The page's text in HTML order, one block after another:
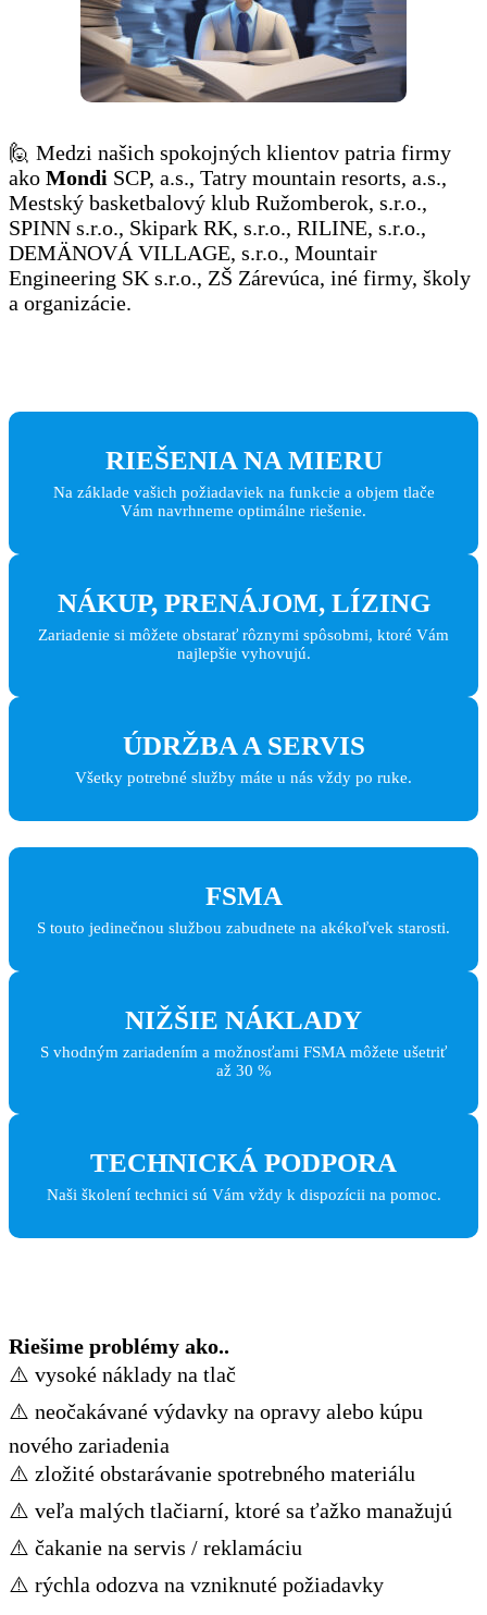
🙋 Medzi našich spokojných klientov patria firmy
ako Mondi SCP, a.s., Tatry mountain resorts, a.s.,
Mestský basketbalový klub Ružomberok, s.r.o.,
SPINN s.r.o., Skipark RK, s.r.o., RILINE, s.r.o.,
DEMÄNOVÁ VILLAGE, s.r.o., Mountair
Engineering SK s.r.o., ZŠ Zárevúca, iné firmy, školy
a organizácie.
RIEŠENIA NA MIERU
Na základe vašich požiadaviek na funkcie a objem tlače
Vám navrhneme optimálne riešenie.
NÁKUP, PRENÁJOM, LÍZING
Zariadenie si môžete obstarať rôznymi spôsobmi, ktoré Vám
najlepšie vyhovujú.
ÚDRŽBA A SERVIS
Všetky potrebné služby máte u nás vždy po ruke.
FSMA
S touto jedinečnou službou zabudnete na akékoľvek starosti.
NIŽŠIE NÁKLADY
S vhodným zariadením a možnosťami FSMA môžete ušetriť
až 30 %
TECHNICKÁ PODPORA
Naši školení technici sú Vám vždy k dispozícii na pomoc.
Riešime problémy ako..
⚠️ vysoké náklady na tlač
⚠️ neočakávané výdavky na opravy alebo kúpu
nového zariadenia
⚠️ zložité obstarávanie spotrebného materiálu
⚠️ veľa malých tlačiarní, ktoré sa ťažko manažujú
⚠️ čakanie na servis / reklamáciu
⚠️ rýchla odozva na vzniknuté požiadavky